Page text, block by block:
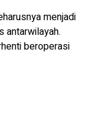
menjadi
antarwilayah.
beroperasi